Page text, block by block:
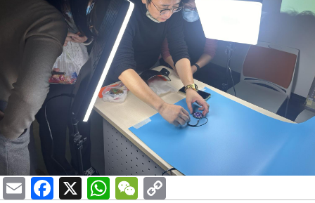
EmailFacebook
X WhatsApp
WeChat